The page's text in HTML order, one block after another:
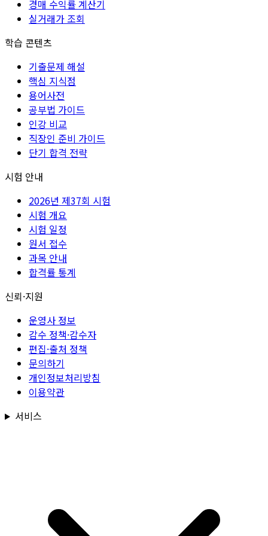
경매 수익률 계산기
실거래가 조회
학습 콘텐츠
기출문제 해설
핵심 지식점
용어사전
공부법 가이드
인강 비교
직장인 준비 가이드
단기 합격 전략
시험 안내
2026년 제37회 시험
시험 개요
시험 일정
원서 접수
과목 안내
합격률 통계
신뢰·지원
운영사 정보
감수 정책·감수자
편집·출처 정책
문의하기
개인정보처리방침
이용약관
서비스